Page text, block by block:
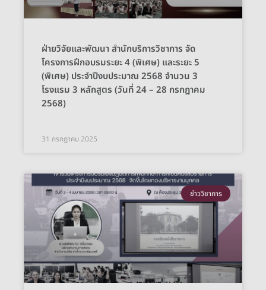
ฝ่ายวิจัยและพัฒนา สำนักบริการวิชาการ จัด
โครงการฝึกอบรมระยะ 4 (พิเศษ) และระยะ 5
(พิเศษ) ประจำปีงบประมาณ 2568 จำนวน 3
โรงแรม 3 หลักสูตร (วันที่ 24 – 28 กรกฎาคม
2568)
31 กรกฎาคม 2025
ข่าววิชาการ